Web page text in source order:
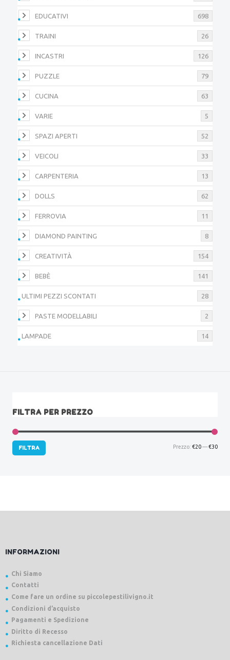
EDUCATIVI 698
TRAINI 26
INCASTRI 126
PUZZLE 79
CUCINA 63
VARIE 5
SPAZI APERTI 52
VEICOLI 33
CARPENTERIA 13
DOLLS 62
FERROVIA 11
DIAMOND PAINTING 8
CREATIVITÀ 154
BEBÈ 141
ULTIMI PEZZI SCONTATI 28
PASTE MODELLABILI 2
LAMPADE 14
FILTRA PER PREZZO
FILTRA Prezzo: €20—€30
INFORMAZIONI
Chi Siamo
Contatti
Come fare un ordine su piccolepestilivigno.it
Condizioni d’acquisto
Pagamenti e Spedizione
Diritto di Recesso
Richiesta cancellazione Dati